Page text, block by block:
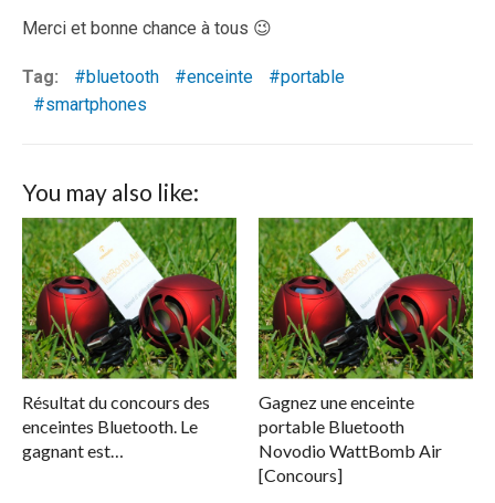
Merci et bonne chance à tous 😉
Tag: bluetooth enceinte
portable
smartphones
You may also like:
Résultat du concours des
enceintes Bluetooth. Le
gagnant est…
Gagnez une enceinte
portable Bluetooth
Novodio WattBomb Air
[Concours]